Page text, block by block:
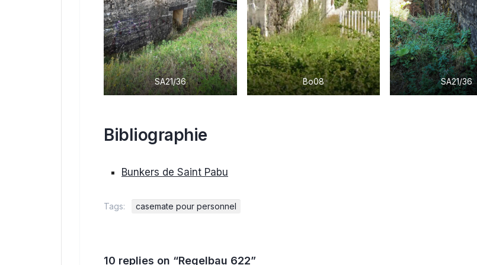
SA21/36 Bo08 SA21/36
Bibliographie
Bunkers de Saint Pabu
Tags: casemate pour personnel
10 replies on “Regelbau 622”